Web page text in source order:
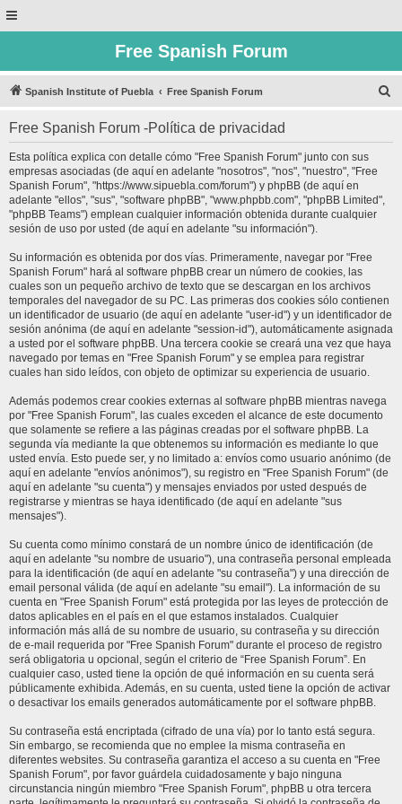
Free Spanish Forum
Spanish Institute of Puebla Free Spanish Forum
Free Spanish Forum -Política de privacidad
Esta política explica con detalle cómo "Free Spanish Forum" junto con sus
empresas asociadas (de aquí en adelante "nosotros", "nos", "nuestro", "Free
Spanish Forum", "https://www.sipuebla.com/forum") y phpBB (de aquí en
adelante "ellos", "sus", "software phpBB", "www.phpbb.com", "phpBB Limited",
"phpBB Teams") emplean cualquier información obtenida durante cualquier
sesión de uso por usted (de aquí en adelante "su información").
Su información es obtenida por dos vías. Primeramente, navegar por "Free
Spanish Forum" hará al software phpBB crear un número de cookies, las
cuales son un pequeño archivo de texto que se descargan en los archivos
temporales del navegador de su PC. Las primeras dos cookies sólo contienen
un identificador de usuario (de aquí en adelante "user-id") y un identificador de
sesión anónima (de aquí en adelante "session-id"), automáticamente asignada
a usted por el software phpBB. Una tercera cookie se creará una vez que haya
navegado por temas en "Free Spanish Forum" y se emplea para registrar
cuales han sido leídos, con objeto de optimizar su experiencia de usuario.
Además podemos crear cookies externas al software phpBB mientras navega
por "Free Spanish Forum", las cuales exceden el alcance de este documento
que solamente se refiere a las páginas creadas por el software phpBB. La
segunda vía mediante la que obtenemos su información es mediante lo que
usted envía. Esto puede ser, y no limitado a: envíos como usuario anónimo (de
aquí en adelante "envíos anónimos"), su registro en "Free Spanish Forum" (de
aquí en adelante "su cuenta") y mensajes enviados por usted después de
registrarse y mientras se haya identificado (de aquí en adelante "sus
mensajes").
Su cuenta como mínimo constará de un nombre único de identificación (de
aquí en adelante "su nombre de usuario"), una contraseña personal empleada
para la identificación (de aquí en adelante "su contraseña") y una dirección de
email personal válida (de aquí en adelante "su email"). La información de su
cuenta en "Free Spanish Forum" está protegida por las leyes de protección de
datos aplicables en el país en el que estamos instalados. Cualquier
información más allá de su nombre de usuario, su contraseña y su dirección
de e-mail requerida por "Free Spanish Forum" durante el proceso de registro
será obligatoria u opcional, según el criterio de “Free Spanish Forum”. En
cualquier caso, usted tiene la opción de qué información en su cuenta será
públicamente exhibida. Además, en su cuenta, usted tiene la opción de activar
o desactivar los emails generados automáticamente por el software phpBB.
Su contraseña está encriptada (cifrado de una vía) por lo tanto está segura.
Sin embargo, se recomienda que no emplee la misma contraseña en
diferentes websites. Su contraseña garantiza el acceso a su cuenta en "Free
Spanish Forum", por favor guárdela cuidadosamente y bajo ninguna
circunstancia ningún miembro "Free Spanish Forum", phpBB u otra tercera